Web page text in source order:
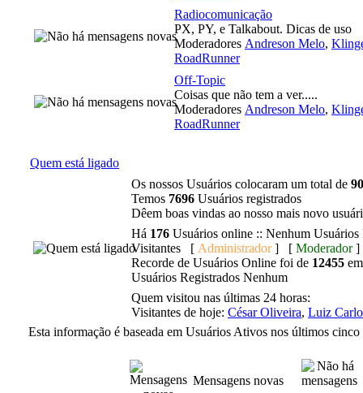
Radiocomunicação
PX, PY, e Talkabout. Dicas de uso
Moderadores Andreson Melo,
RoadRunner
Off-Topic
Coisas que não tem a ver.....
Moderadores Andreson Melo,
RoadRunner
Quem está ligado
Os nossos Usuários colocaram um total de
Temos 7696 Usuários registrados
Dêem boas vindas ao nosso mais novo
Há 176 Usuários online :: Nenhum
Visitantes [ Administrador] [ Moderador]
Recorde de Usuários Online foi de 12455
Usuários Registrados Nenhum
Quem visitou nas últimas 24 horas:
Visitantes de hoje: César Oliveira, Luiz
Esta informação é baseada em Usuários Ativos nos últimos
Mensagens novas